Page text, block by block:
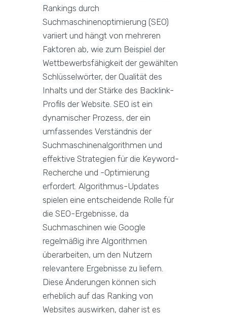
Rankings durch
Suchmaschinenoptimierung (SEO)
variiert und hängt von mehreren
Faktoren ab, wie zum Beispiel der
Wettbewerbsfähigkeit der gewählten
Schlüsselwörter, der Qualität des
Inhalts und der Stärke des Backlink-
Profils der Website. SEO ist ein
dynamischer Prozess, der ein
umfassendes Verständnis der
Suchmaschinenalgorithmen und
effektive Strategien für die Keyword-
Recherche und -Optimierung
erfordert. Algorithmus-Updates
spielen eine entscheidende Rolle für
die SEO-Ergebnisse, da
Suchmaschinen wie Google
regelmäßig ihre Algorithmen
überarbeiten, um den Nutzern
relevantere Ergebnisse zu liefern.
Diese Änderungen können sich
erheblich auf das Ranking von
Websites auswirken, daher ist es